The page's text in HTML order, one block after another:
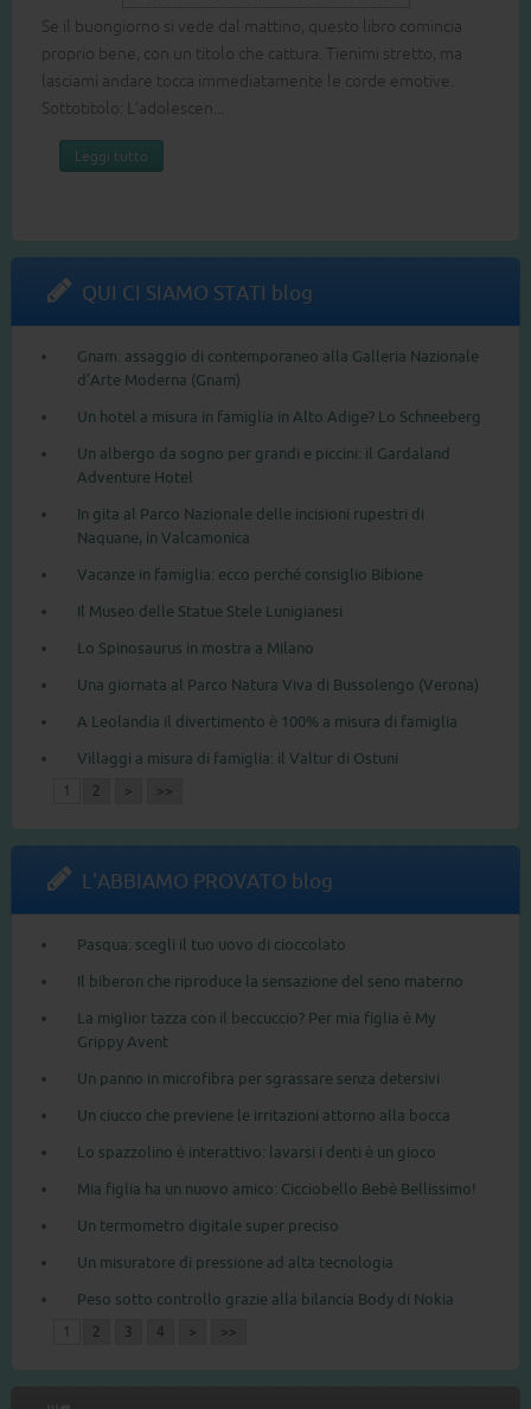
Se il buongiorno si vede dal mattino, questo libro comincia
proprio bene, con un titolo che cattura. Tienimi stretto, ma
lasciami andare tocca immediatamente le corde emotive.
Sottotitolo: L’adolescen...
Leggi tutto
QUI CI SIAMO STATI blog
Gnam: assaggio di contemporaneo alla Galleria Nazionale
d’Arte Moderna (Gnam)
Un hotel a misura in famiglia in Alto Adige? Lo Schneeberg
Un albergo da sogno per grandi e piccini: il Gardaland
Adventure Hotel
In gita al Parco Nazionale delle incisioni rupestri di
Naquane, in Valcamonica
Vacanze in famiglia: ecco perché consiglio Bibione
Il Museo delle Statue Stele Lunigianesi
Lo Spinosaurus in mostra a Milano
Una giornata al Parco Natura Viva di Bussolengo (Verona)
A Leolandia il divertimento è 100% a misura di famiglia
Villaggi a misura di famiglia: il Valtur di Ostuni
1 2 > >>
L'ABBIAMO PROVATO blog
Pasqua: scegli il tuo uovo di cioccolato
Il biberon che riproduce la sensazione del seno materno
La miglior tazza con il beccuccio? Per mia figlia è My
Grippy Avent
Un panno in microfibra per sgrassare senza detersivi
Un ciucco che previene le irritazioni attorno alla bocca
Lo spazzolino è interattivo: lavarsi i denti è un gioco
Mia figlia ha un nuovo amico: Cicciobello Bebè Bellissimo!
Un termometro digitale super preciso
Un misuratore di pressione ad alta tecnologia
Peso sotto controllo grazie alla bilancia Body di Nokia
1 2 3 4 > >>